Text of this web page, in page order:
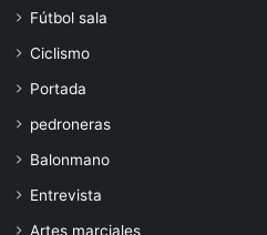
Fútbol sala
Ciclismo
Portada
pedroneras
Balonmano
Entrevista
Artes marciales